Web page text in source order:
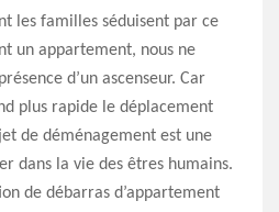
les familles séduisent par ce
un appartement, nous ne
d’un ascenseur. Car
plus rapide le déplacement
de déménagement est une
dans la vie des êtres humains.
de débarras d’appartement